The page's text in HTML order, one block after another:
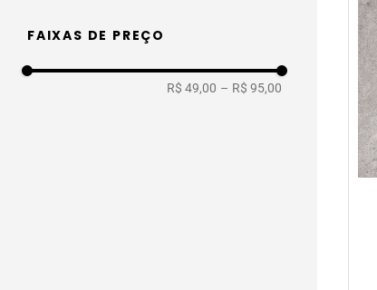
Marrom
FAIXAS DE PREÇO
R$ 49,00 – R$ 95,00